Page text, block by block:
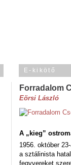
E-kikötő
Forradalom
Eörsi László
A „kieg”
1956. október
a sztálinista
fegyvereket